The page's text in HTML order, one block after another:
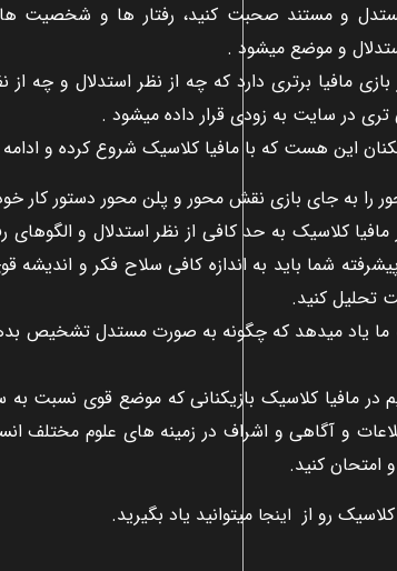
و مستند صحبت کنيد، رفتار ها و شخصيت های
و موضع ميشود .
بازی مافيا برتری دارد که چه از نظر استدلال و
در سايت به زودی قرار داده ميشود .
اين هست که با مافيا کلاسيک شروع کرده و
را به جای بازی نقش محور و پلن محور دستور کار
کلاسيک به حد کافی از نظر استدلال و الگوهای
شما بايد به اندازه کافی سلاح فکر و انديشه
تحليل کنيد.
ما ياد ميدهد که چگونه به صورت مستدل تشخيص
در مافيا کلاسيک بازيکنانی که موضع قوی نسبت
و آگاهی و اشراف در زمينه های علوم مختلف
امتحان کنيد.
رو از اينجا ميتوانيد ياد بگيريد.